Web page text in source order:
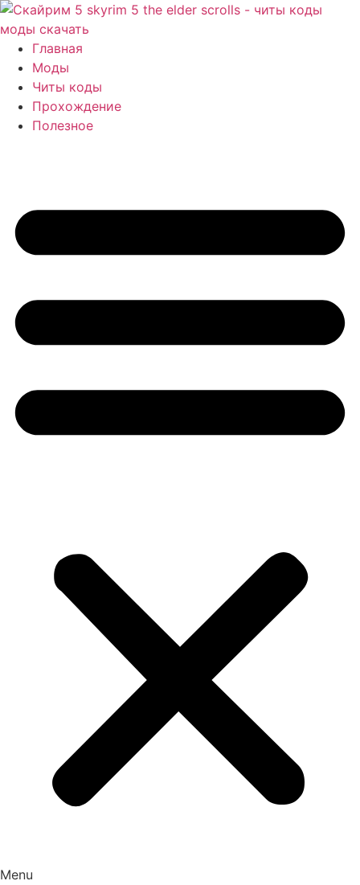
Перейти
к
содержимому
Главная
Моды
Читы коды
Прохождение
Полезное
Menu